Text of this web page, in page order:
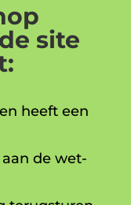
site
heeft een
de wet-